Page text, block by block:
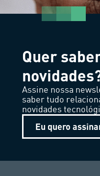
Quer
Assine nossa
saber tudo
novidades
Eu quero